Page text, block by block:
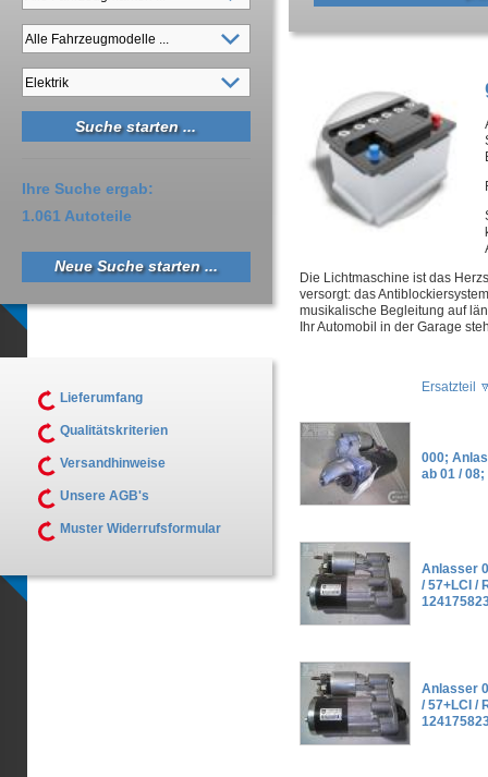
Die Lichtmaschine ist das
versorgt: das
musikalische Begleitung auf
Ihr Automobil in der Garage
Ersatzteil
000;
ab 01 /
Anlasser
/ 57+LCI /
Anlasser
/ 57+LCI /
Ihre Suche ergab:
1.061 Autoteile
Neue Suche starten ...
Lieferumfang
Qualitätskriterien
Versandhinweise
Unsere AGB's
Muster Widerrufsformular